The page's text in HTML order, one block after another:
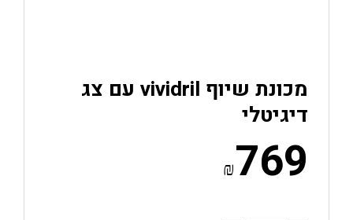
מכונת שיוף vividril עם צג
דיגיטלי
₪769